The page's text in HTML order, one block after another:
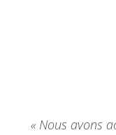
« Nous avons